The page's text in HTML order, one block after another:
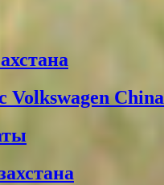
Volkswagen China